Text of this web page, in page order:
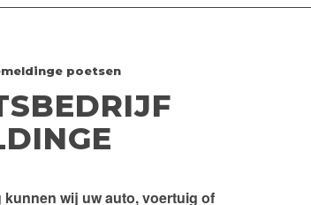
poetsen
kunnen wij uw auto, voertuig of